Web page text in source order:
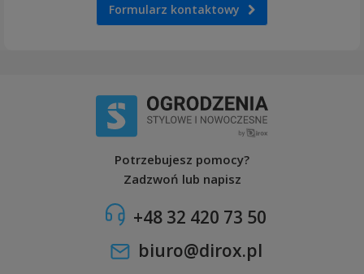
Formularz kontaktowy
Potrzebujesz pomocy?
Zadzwoń lub napisz
+48 32 420 73 50
biuro@dirox.pl